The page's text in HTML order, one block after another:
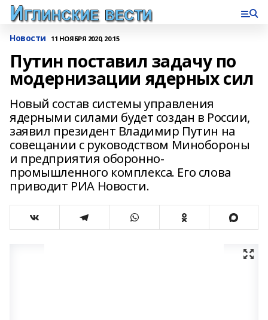
Новости 11 НОЯБРЯ 2020, 20:15
Путин поставил задачу по
модернизации ядерных сил
Новый состав системы управления
ядерными силами будет создан в России,
заявил президент Владимир Путин на
совещании с руководством Минобороны
и предприятия оборонно-
промышленного комплекса. Его слова
приводит РИА Новости.